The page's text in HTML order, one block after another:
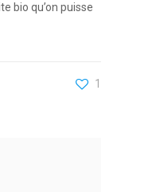
bio qu’on puisse
1